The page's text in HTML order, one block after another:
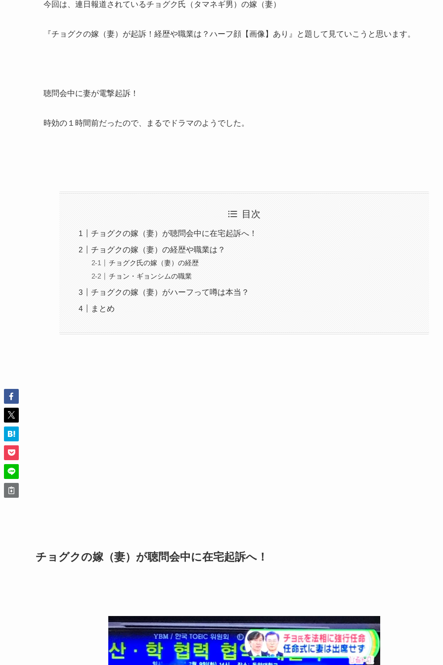
今回は、連日報道されているチョグク氏（タマネギ男）の嫁（妻）
『チョグクの嫁（妻）が起訴！経歴や職業は？ハーフ顔【画像】あり』と題して見ていこうと思います。
聴問会中に妻が電撃起訴！
時効の１時間前だったので、まるでドラマのようでした。
目次
チョグクの嫁（妻）が聴問会中に在宅起訴へ！
チョグクの嫁（妻）の経歴や職業は？
チョグク氏の嫁（妻）の経歴
チョン・ギョンシムの職業
チョグクの嫁（妻）がハーフって噂は本当？
まとめ
チョグクの嫁（妻）が聴問会中に在宅起訴へ！